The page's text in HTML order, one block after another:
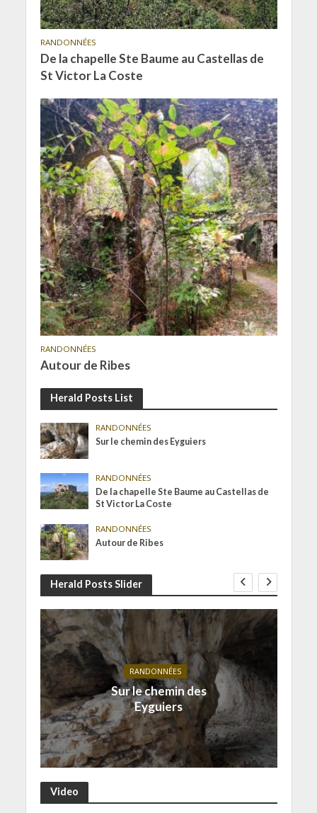
RANDONNÉES
De la chapelle Ste Baume au Castellas de
St Victor La Coste
RANDONNÉES
Autour de Ribes
Herald Posts List
RANDONNÉES
Sur le chemin des Eyguiers
RANDONNÉES
De la chapelle Ste Baume au Castellas de
St Victor La Coste
RANDONNÉES
Autour de Ribes
Herald Posts Slider
RANDONNÉES
Sur le chemin des
Eyguiers
Video